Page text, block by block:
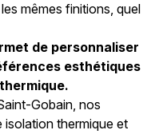
mêmes finitions, quel
de personnaliser
esthétiques
Gobain, nos
thermique et